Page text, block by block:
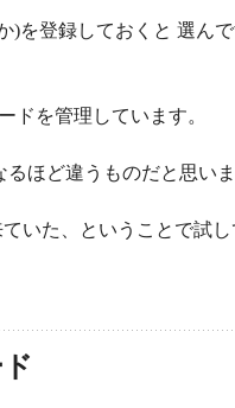
)を登録しておくと 選ん
ドを管理しています。
ほど違うものだと思いま
いた、ということで試し